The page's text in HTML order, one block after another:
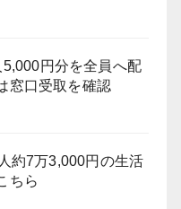
5,000円分を全員へ配
窓口受取を確認
約7万3,000円の生活
ちら